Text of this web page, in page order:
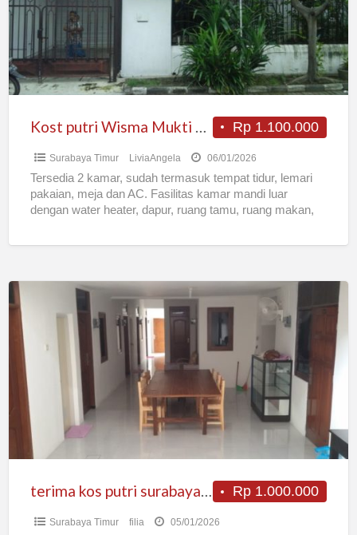
F110
Rp 1.100.000
Kost putri Wisma Mukti F110
Surabaya Timur LiviaAngela 06/01/2026
Tersedia 2 kamar, sudah termasuk tempat tidur, lemari
pakaian, meja dan AC. Fasilitas kamar mandi luar
dengan water heater, dapur, ruang tamu, ruang makan,
terima
kos
putri
surabaya
timur
araya
tahap
Rp 1.000.000
terima kos putri surabaya timur araya tahap 2
Surabaya Timur filia 05/01/2026